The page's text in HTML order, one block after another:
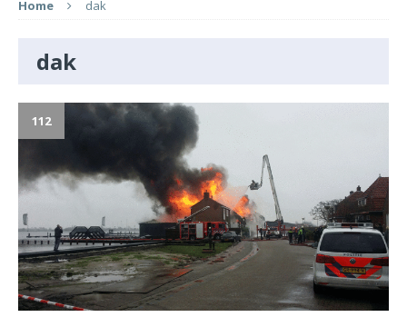
Home dak
dak
112